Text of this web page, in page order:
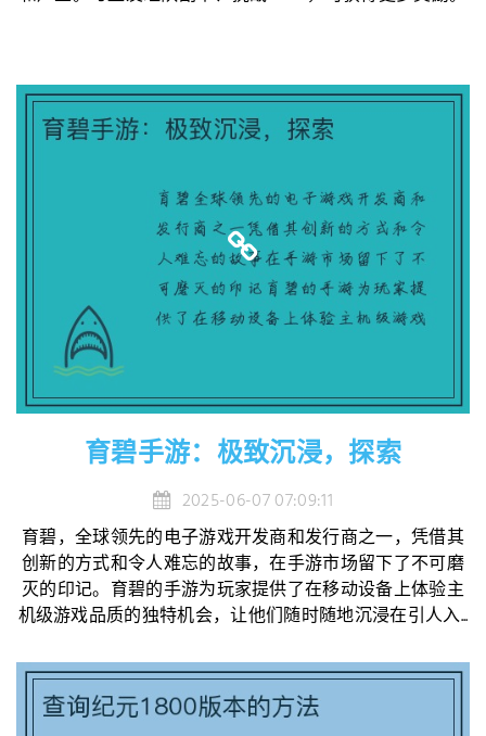
育碧手游：极致沉浸，探索
2025-06-07 07:09:11
育碧，全球领先的电子游戏开发商和发行商之一，凭借其
创新的方式和令人难忘的故事，在手游市场留下了不可磨
灭的印记。育碧的手游为玩家提供了在移动设备上体验主
机级游戏品质的独特机会，让他们随时随地沉浸在引人入...